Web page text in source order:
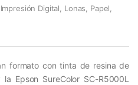
Impresión Digital, Lonas, Papel,
formato con tinta de resina de
Epson SureColor SC-R5000L